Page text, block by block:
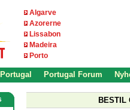
Algarve
Azorerne
Lissabon
Madeira
Porto
Portugal Forum
BESTIL